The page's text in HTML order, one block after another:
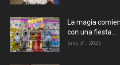
La magia
con una fiesta...
julio 31, 2025